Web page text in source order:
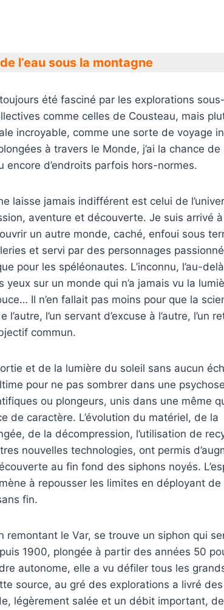
l’eau sous la montagne
été fasciné par les explorations
comme celles de Cousteau, mais
incroyable, comme une sorte de voyage
à travers le Monde, j’ai la chance de
d’endroits parfois hors-normes.
laisse jamais indifférent est celui de
aventure et découverte. Je suis arrivé à
un autre monde, caché, enfoui sous
et servi par des personnages
pour les spéléonautes. L’inconnu, l’au-
yeux sur un monde qui n’a jamais vu la
Il n’en fallait pas moins pour que la
l’un servant d’excuse à l’autre, l’un
commun.
et de la lumière du soleil sans aucun
pour ne pas sombrer dans une psychose
ou plongeurs, unis dans une même
de caractère. L’évolution du matériel, de la
de la décompression, l’utilisation de
nouvelles technologies, ont permis
au fin fond des siphons noyés.
à repousser les limites en déployant de
fin.
le Var, se trouve un siphon qui
1900, plongée à partir des années 50
autonome, elle a vu défiler tous les
source, au gré des explorations a livré des
légèrement salée et un débit important,